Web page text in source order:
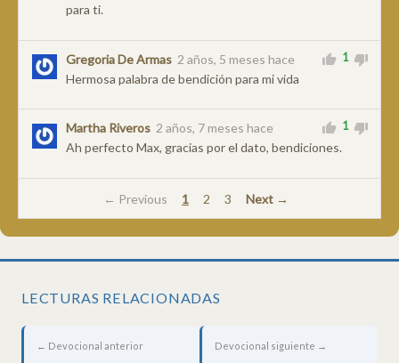
para ti.
Gregoria De Armas 2 años, 5 meses hace
Hermosa palabra de bendición para mi vida
1
Martha Riveros 2 años, 7 meses hace
Ah perfecto Max, gracias por el dato, bendiciones.
1
← Previous 1 2 3 Next →
LECTURAS RELACIONADAS
← Devocional anterior Devocional siguiente →